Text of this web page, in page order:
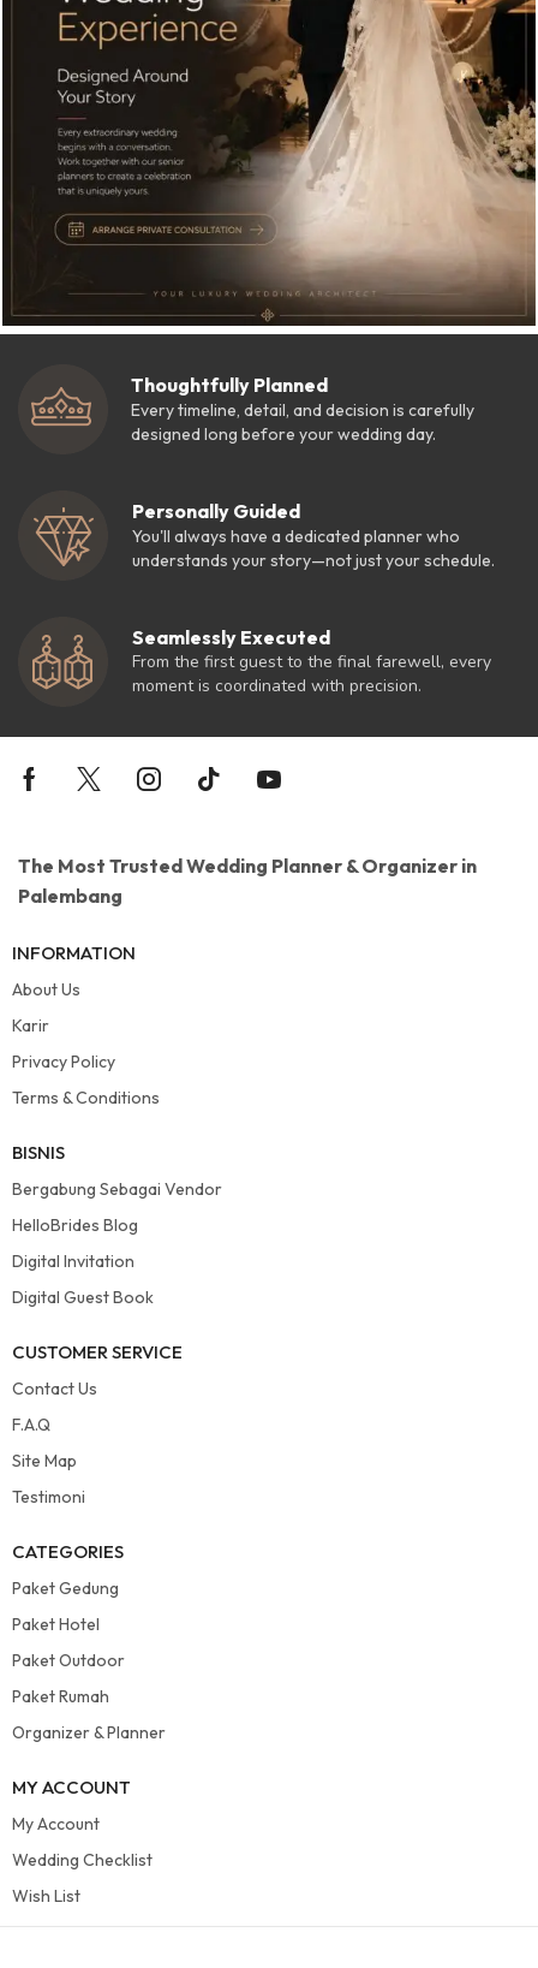
Thoughtfully Planned
Every timeline, detail, and decision is carefully
designed long before your wedding day.
Personally Guided
You'll always have a dedicated planner who
understands your story—not just your schedule.
Seamlessly Executed
From the first guest to the final farewell, every
moment is coordinated with precision.
The Most Trusted Wedding Planner & Organizer in
Palembang
INFORMATION
About Us
Karir
Privacy Policy
Terms & Conditions
BISNIS
Bergabung Sebagai Vendor
HelloBrides Blog
Digital Invitation
Digital Guest Book
CUSTOMER SERVICE
Contact Us
F.A.Q
Site Map
Testimoni
CATEGORIES
Paket Gedung
Paket Hotel
Paket Outdoor
Paket Rumah
Organizer & Planner
MY ACCOUNT
My Account
Wedding Checklist
Wish List